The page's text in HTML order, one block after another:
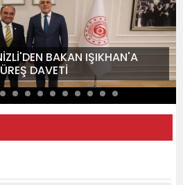
BAKAN IŞIKHAN'A
DAVETİ